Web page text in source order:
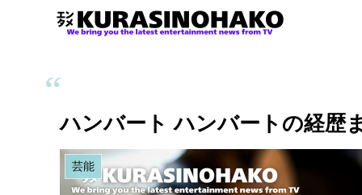
ハンバート ハンバートの経歴
芸能